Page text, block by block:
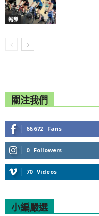
報導
關注我們
66,672 Fans
0 Followers
70 Videos
小編嚴選